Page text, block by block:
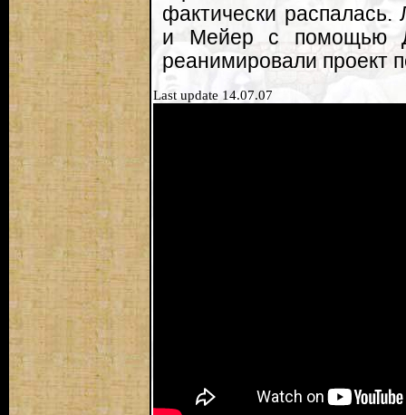
фактически
и Мейер с помощью
реанимировали проект
Last update 14.07.07